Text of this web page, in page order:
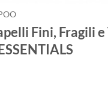
Fini, Fragili